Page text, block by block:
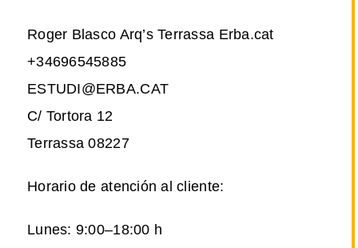
Roger Blasco Arq’s Terrassa Erba.cat
+34696545885
ESTUDI@ERBA.CAT
C/ Tortora 12
Terrassa 08227
Horario de atención al cliente:
Lunes: 9:00–18:00 h